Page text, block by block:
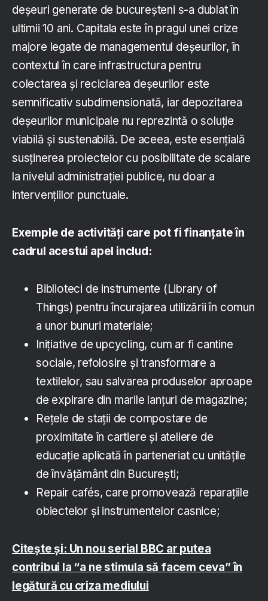
deșeuri generate de bucureșteni s-a dublat în
ultimii 10 ani. Capitala este în pragul unei crize
majore legate de managementul deșeurilor, în
contextul în care infrastructura pentru
colectarea și reciclarea deșeurilor este
semnificativ subdimensionată, iar depozitarea
deșeurilor municipale nu reprezintă o soluție
viabilă și sustenabilă. De aceea, este esențială
susținerea proiectelor cu posibilitate de scalare
la nivelul administrației publice, nu doar a
intervențiilor punctuale.
Exemple de activități care pot fi finanțate în
cadrul acestui apel includ:
Biblioteci de instrumente (Library of
Things) pentru încurajarea utilizării în comun
a unor bunuri materiale;
Inițiative de upcycling, cum ar fi cantine
sociale, refolosire și transformare a
textilelor, sau salvarea produselor aproape
de expirare din marile lanțuri de magazine;
Rețele de stații de compostare de
proximitate în cartiere și ateliere de
educație aplicată în parteneriat cu unitățile
de învățământ din București;
Repair cafés, care promovează reparațiile
obiectelor și instrumentelor casnice;
Citește și: Un nou serial BBC ar putea
contribui la “a ne stimula să facem ceva” în
legătură cu criza mediului